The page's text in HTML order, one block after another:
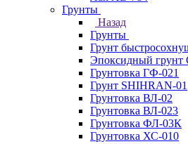
Грунты
Назад
Грунты
Грунт
Эпоксидный
Грунтовка ГФ-021
Грунт SHIHRAN-01
Грунтовка ВЛ-02
Грунтовка ВЛ-023
Грунтовка ФЛ-03К
Грунтовка ХС-010